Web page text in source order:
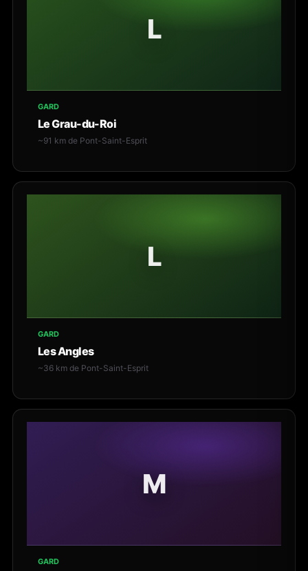
L
GARD
Le Grau-du-Roi
~91 km de Pont-Saint-Esprit
L
GARD
Les Angles
~36 km de Pont-Saint-Esprit
M
GARD